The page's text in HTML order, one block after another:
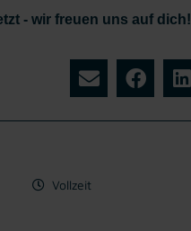
- wir freuen uns auf dich!
Vollzeit